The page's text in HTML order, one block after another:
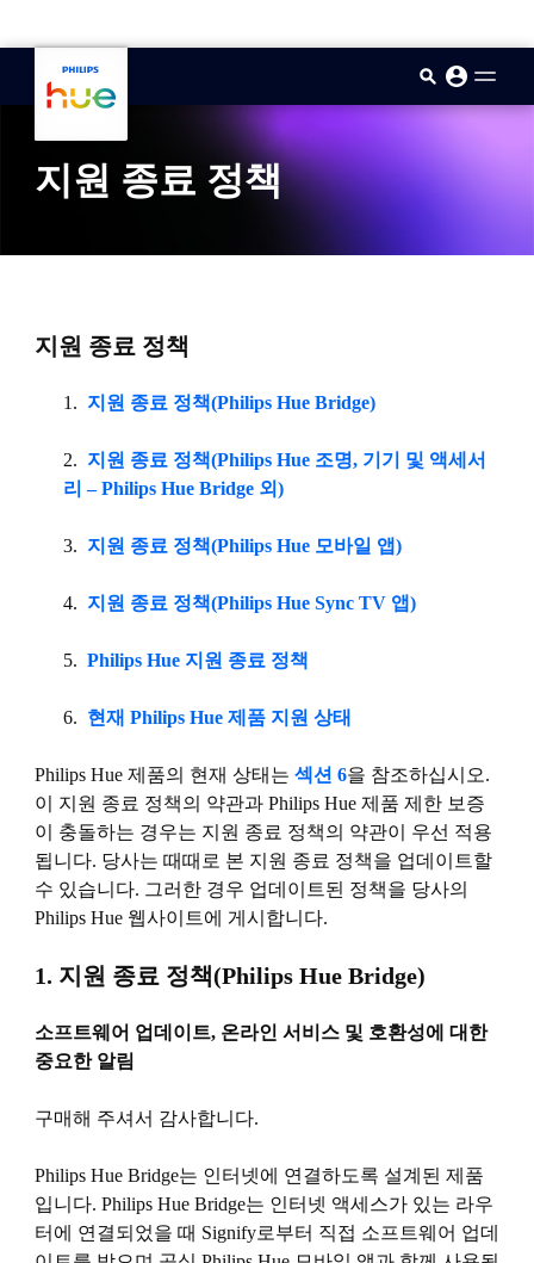
지원 종료 정책
지원 종료 정책
지원 종료 정책(Philips Hue Bridge)
지원 종료 정책(Philips Hue 조명, 기기 및 액세서
리 – Philips Hue Bridge 외)
지원 종료 정책(Philips Hue 모바일 앱)
지원 종료 정책(Philips Hue Sync TV 앱)
Philips Hue 지원 종료 정책
현재 Philips Hue 제품 지원 상태
Philips Hue 제품의 현재 상태는 섹션 6을 참조하십시오.
이 지원 종료 정책의 약관과 Philips Hue 제품 제한 보증
이 충돌하는 경우는 지원 종료 정책의 약관이 우선 적용
됩니다. 당사는 때때로 본 지원 종료 정책을 업데이트할
수 있습니다. 그러한 경우 업데이트된 정책을 당사의
Philips Hue 웹사이트에 게시합니다.
1. 지원 종료 정책(Philips Hue Bridge)
소프트웨어 업데이트, 온라인 서비스 및 호환성에 대한
중요한 알림
구매해 주셔서 감사합니다.
Philips Hue Bridge는 인터넷에 연결하도록 설계된 제품
입니다. Philips Hue Bridge는 인터넷 액세스가 있는 라우
터에 연결되었을 때 Signify로부터 직접 소프트웨어 업데